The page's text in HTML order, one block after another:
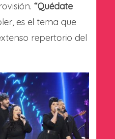
“Quédate
es el tema que
repertorio del